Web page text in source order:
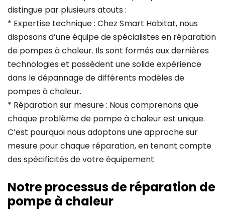
distingue par plusieurs atouts :
* Expertise technique : Chez Smart Habitat, nous
disposons d’une équipe de spécialistes en réparation
de pompes à chaleur. Ils sont formés aux dernières
technologies et possèdent une solide expérience
dans le dépannage de différents modèles de
pompes à chaleur.
* Réparation sur mesure : Nous comprenons que
chaque problème de pompe à chaleur est unique.
C’est pourquoi nous adoptons une approche sur
mesure pour chaque réparation, en tenant compte
des spécificités de votre équipement.
Notre processus de réparation de
pompe à chaleur